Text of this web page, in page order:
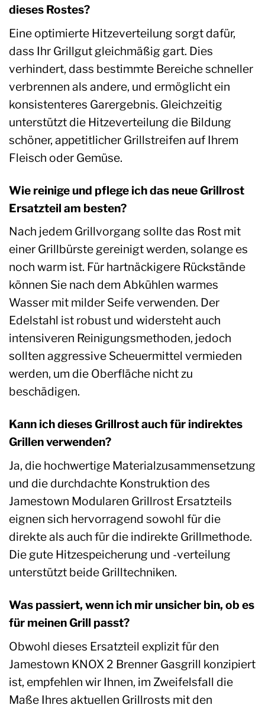
dieses Rostes?
Eine optimierte Hitzeverteilung sorgt dafür,
dass Ihr Grillgut gleichmäßig gart. Dies
verhindert, dass bestimmte Bereiche schneller
verbrennen als andere, und ermöglicht ein
konsistenteres Garergebnis. Gleichzeitig
unterstützt die Hitzeverteilung die Bildung
schöner, appetitlicher Grillstreifen auf Ihrem
Fleisch oder Gemüse.
Wie reinige und pflege ich das neue Grillrost
Ersatzteil am besten?
Nach jedem Grillvorgang sollte das Rost mit
einer Grillbürste gereinigt werden, solange es
noch warm ist. Für hartnäckigere Rückstände
können Sie nach dem Abkühlen warmes
Wasser mit milder Seife verwenden. Der
Edelstahl ist robust und widersteht auch
intensiveren Reinigungsmethoden, jedoch
sollten aggressive Scheuermittel vermieden
werden, um die Oberfläche nicht zu
beschädigen.
Kann ich dieses Grillrost auch für indirektes
Grillen verwenden?
Ja, die hochwertige Materialzusammensetzung
und die durchdachte Konstruktion des
Jamestown Modularen Grillrost Ersatzteils
eignen sich hervorragend sowohl für die
direkte als auch für die indirekte Grillmethode.
Die gute Hitzespeicherung und -verteilung
unterstützt beide Grilltechniken.
Was passiert, wenn ich mir unsicher bin, ob es
für meinen Grill passt?
Obwohl dieses Ersatzteil explizit für den
Jamestown KNOX 2 Brenner Gasgrill konzipiert
ist, empfehlen wir Ihnen, im Zweifelsfall die
Maße Ihres aktuellen Grillrosts mit den